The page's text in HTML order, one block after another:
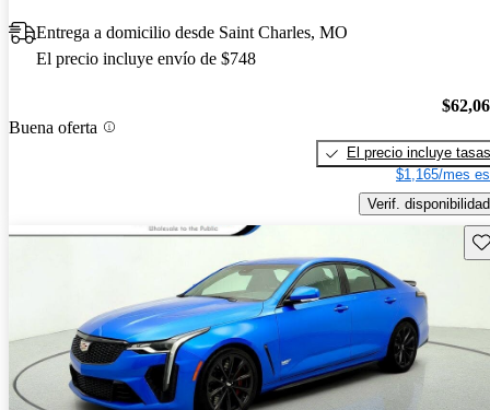
Entrega a domicilio desde Saint Charles, MO
El precio incluye envío de $748
Buena oferta
El precio incluye tasas
$1,165/mes
Verif. disponibilidad